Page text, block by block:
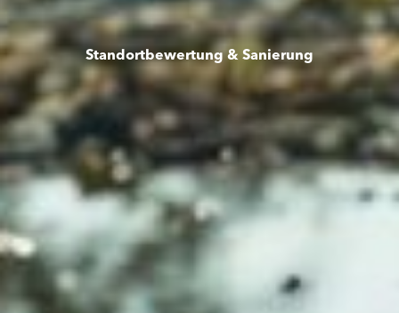
Standortbewertung & Sanierung